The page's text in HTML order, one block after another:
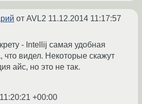
от AVL2 11.12.2014 11:17:57
- Intellij самая удобная
что видел. Некоторые скажут
айс, но это не так.
+00:00